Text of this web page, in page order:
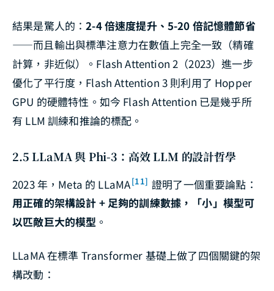
結果是驚人的：2-4 倍速度提升、5-20 倍記憶體節省
——而且輸出與標準注意力在數值上完全一致（精確
計算，非近似）。Flash Attention 2（2023）進一步
優化了平行度，Flash Attention 3 則利用了 Hopper
GPU 的硬體特性。如今 Flash Attention 已是幾乎所
有 LLM 訓練和推論的標配。
2.5 LLaMA 與 Phi-3：高效 LLM 的設計哲學
2023 年，Meta 的 LLaMA[11] 證明了一個重要論點：
用正確的架構設計 + 足夠的訓練數據，「小」模型可
以匹敵巨大的模型 。
LLaMA 在標準 Transformer 基礎上做了四個關鍵的架
構改動：